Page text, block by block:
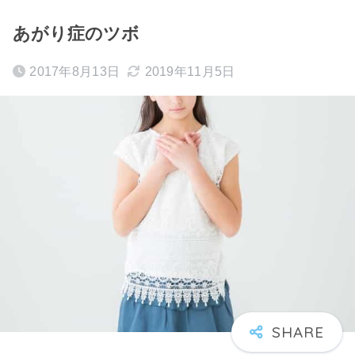
あがり症のツボ
2017年8月13日 2019年11月5日